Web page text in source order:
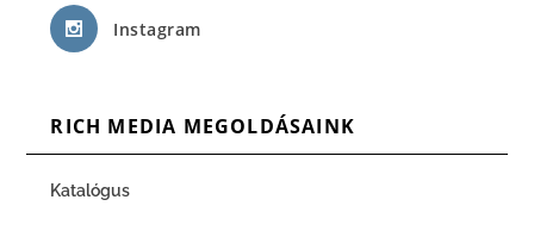
Instagram
RICH MEDIA MEGOLDÁSAINK
Katalógus